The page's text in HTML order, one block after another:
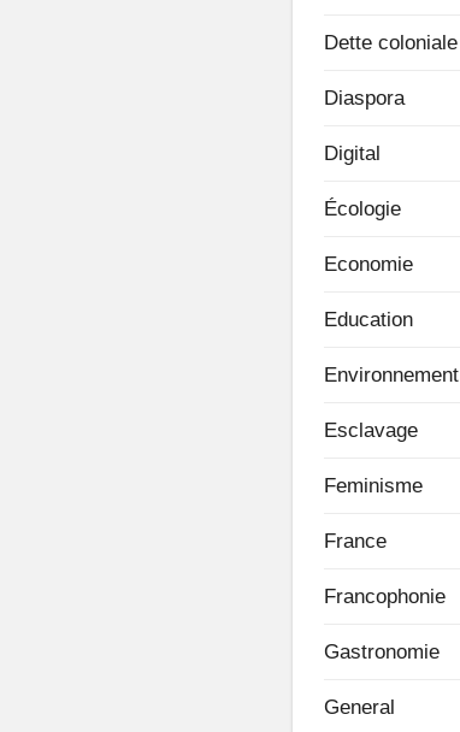
Dette coloniale
Diaspora
Digital
Écologie
Economie
Education
Environnement
Esclavage
Feminisme
France
Francophonie
Gastronomie
General